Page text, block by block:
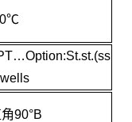
90°B